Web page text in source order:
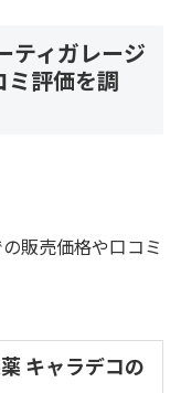
ティガレージ
ミ評価を調
販売価格や口コミ
キャラデコの